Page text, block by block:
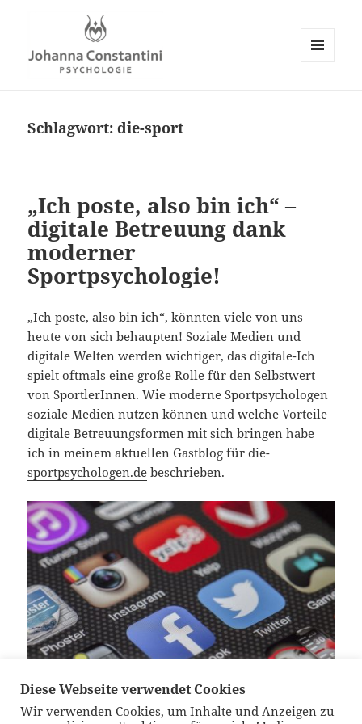
Schlagwort:die-sport
„Ich poste, also bin ich“ –
digitale Betreuung dank
moderner
Sportpsychologie!
„Ich poste, also bin ich“, könnten viele von uns
heute von sich behaupten! Soziale Medien und
digitale Welten werden wichtiger, das digitale-Ich
spielt oftmals eine große Rolle für den Selbstwert
von SportlerInnen. Wie moderne Sportpsychologen
soziale Medien nutzen können und welche Vorteile
digitale Betreuungsformen mit sich bringen habe
ich in meinem aktuellen Gastblog fürdie-
sportpsychologen.de beschrieben.
Allerhand Apps ermöglichen uns die Betreuung unserer AthletInnen
Diese Webseite verwendet Cookies
Wir verwenden Cookies, um Inhalte und Anzeigen zu